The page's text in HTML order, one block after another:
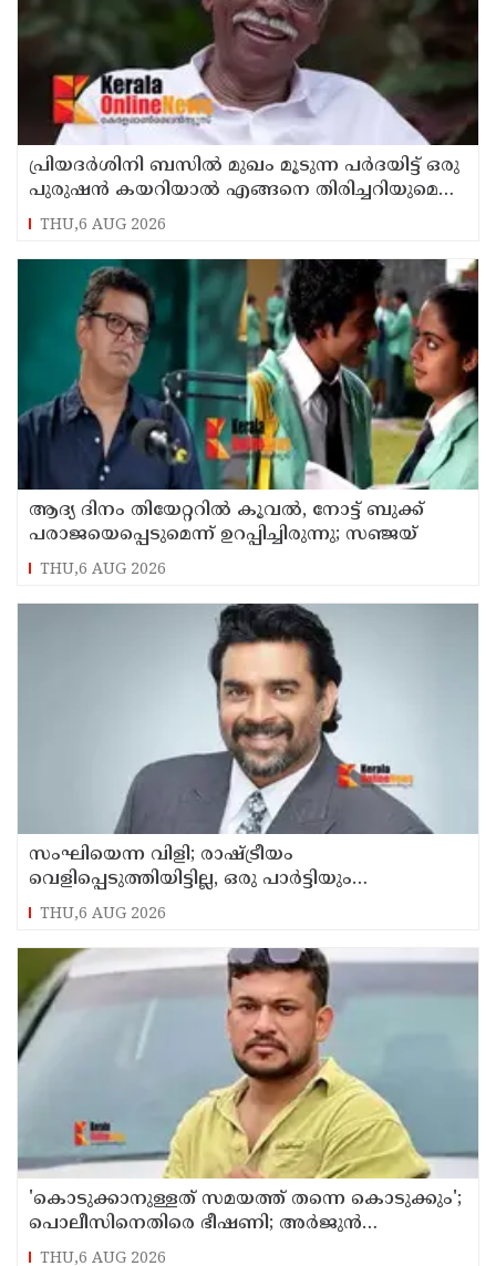
പ്രിയദർശിനി ബസിൽ മുഖം മൂടുന്ന പർദയിട്ട് ഒരു
പുരുഷൻ കയറിയാൽ എങ്ങനെ തിരിച്ചറിയുമെന്ന്
എംഎൻ കാരശ്ശേരി
THU,6 AUG 2026
ആദ്യ ദിനം തിയേറ്ററില്‍ കൂവല്‍, നോട്ട് ബുക്ക്
പരാജയെപ്പെടുമെന്ന് ഉറപ്പിച്ചിരുന്നു; സഞ്ജയ്
THU,6 AUG 2026
സംഘിയെന്ന വിളി; രാഷ്ട്രീയം
വെളിപ്പെടുത്തിയിട്ടില്ല, ഒരു പാര്‍ട്ടിയും
അംഗത്വത്തിന് സമീപിച്ചിട്ടില്ലെന്ന് ആര്‍ മാധവന്‍
THU,6 AUG 2026
'കൊടുക്കാനുള്ളത് സമയത്ത് തന്നെ കൊടുക്കും';
പൊലീസിനെതിരെ ഭീഷണി; അർജുൻ
ആയങ്കിക്കെതിരെ കേസെടുത്തു
THU,6 AUG 2026